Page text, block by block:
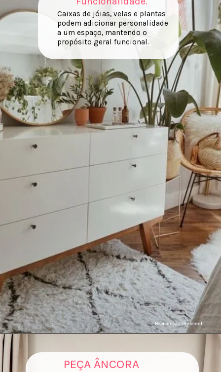
Caixas de jóias, velas e plantas
podem adicionar personalidade
a um espaço, mantendo o
propósito geral funcional.
Reproduçao: Pinterest
PEÇA ÂNCORA